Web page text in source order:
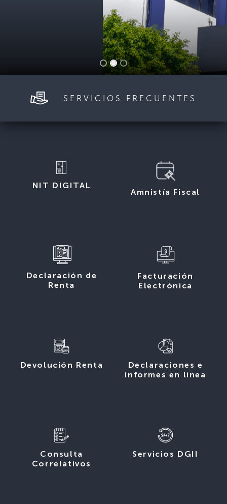
SERVICIOS FRECUENTES
NIT DIGITAL
Amnistía Fiscal
Declaración de
Renta
Facturación
Electrónica
Devolución Renta
Declaraciones e
informes en línea
Consulta
Correlativos
Servicios DGII